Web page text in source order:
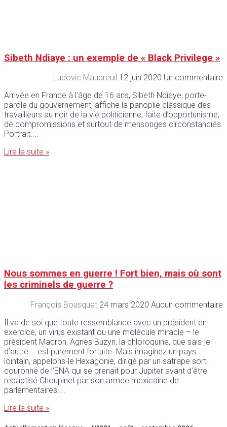
Sibeth Ndiaye : un exemple de « Black Privilege »
Ludovic Maubreuil 12 juin 2020 Un commentaire
Arrivée en France à l’âge de 16 ans, Sibeth Ndiaye, porte-
parole du gouvernement, affiche la panoplie classique des
travailleurs au noir de la vie politicienne, faite d’opportunisme,
de compromissions et surtout de mensonges circonstanciés.
Portrait.
Lire la suite »
Nous sommes en guerre ! Fort bien, mais où sont
les criminels de guerre ?
François Bousquet 24 mars 2020 Aucun commentaire
Il va de soi que toute ressemblance avec un président en
exercice, un virus existant ou une molécule miracle – le
président Macron, Agnès Buzyn, la chloroquine, que sais-je
d’autre – est purement fortuite. Mais imaginez un pays
lointain, appelons-le Hexagonie, dirigé par un satrape sorti
couronné de l’ENA qui se prenait pour Jupiter avant d’être
rebaptisé Choupinet par son armée mexicaine de
parlementaires.
Lire la suite »